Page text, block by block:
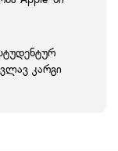
კარგი